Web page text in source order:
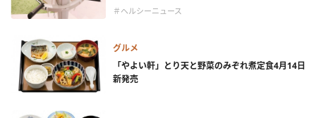
＃ヘルシーニュース
グルメ
「やよい軒」とり天と野菜のみぞれ煮定食4月14日
新発売